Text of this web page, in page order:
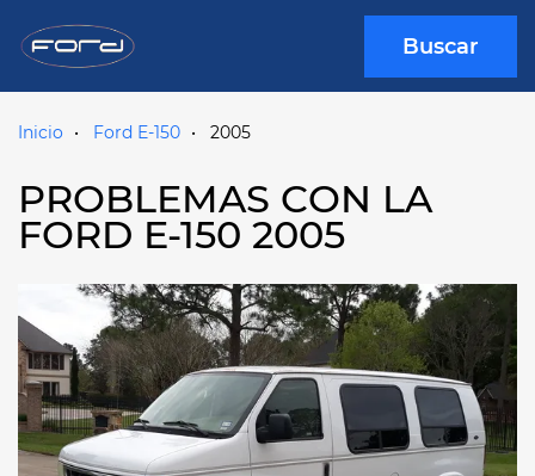
Buscar
Inicio Ford E-150 2005
PROBLEMAS CON LA
FORD E-150 2005